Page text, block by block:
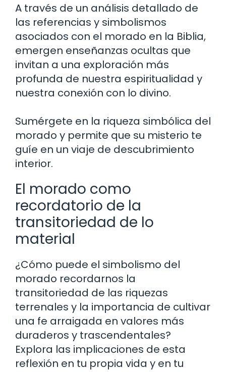
A través de un análisis detallado de
las referencias y simbolismos
asociados con el morado en la Biblia,
emergen enseñanzas ocultas que
invitan a una exploración más
profunda de nuestra espiritualidad y
nuestra conexión con lo divino.
Sumérgete en la riqueza simbólica del
morado y permite que su misterio te
guíe en un viaje de descubrimiento
interior.
El morado como
recordatorio de la
transitoriedad de lo
material
¿Cómo puede el simbolismo del
morado recordarnos la
transitoriedad de las riquezas
terrenales y la importancia de cultivar
una fe arraigada en valores más
duraderos y trascendentales?
Explora las implicaciones de esta
reflexión en tu propia vida y en tu